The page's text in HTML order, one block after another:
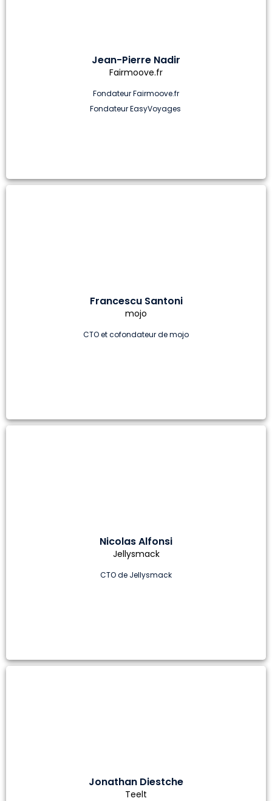
Jean-Pierre Nadir
Fairmoove.fr
Fondateur Fairmoove.fr
Fondateur EasyVoyages
Francescu Santoni
mojo
CTO et cofondateur de mojo
Nicolas Alfonsi
Jellysmack
CTO de Jellysmack
Jonathan Diestche
Teelt